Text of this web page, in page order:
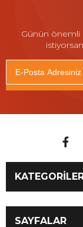
Günün önemli
İLETİŞİM
SAYFALAR